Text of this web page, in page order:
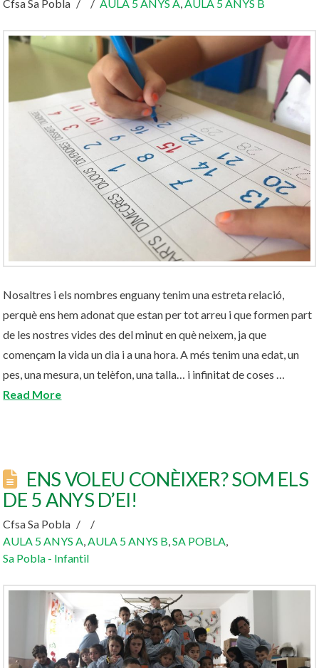
Cfsa Sa Pobla AULA 5 ANYS A,AULA 5 ANYS B
Nosaltres i els nombres enguany tenim una estreta relació,
perquè ens hem adonat que estan per tot arreu i que formen part
de les nostres vides des del minut en què neixem, ja que
començam la vida un dia i a una hora. A més tenim una edat, un
pes, una mesura, un telèfon, una talla… i infinitat de coses …
Read More
ENS VOLEU CONÈIXER? SOM ELS
DE 5 ANYS D’EI!
Cfsa Sa Pobla
AULA 5 ANYS A,AULA 5 ANYS B,SA POBLA,
Sa Pobla - Infantil